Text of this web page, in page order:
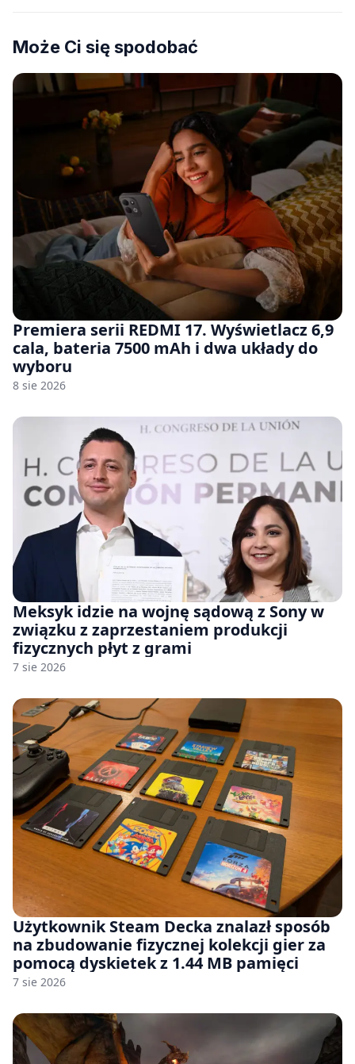
Może Ci się spodobać
Premiera serii REDMI 17. Wyświetlacz 6,9
cala, bateria 7500 mAh i dwa układy do
wyboru
8 sie 2026
Meksyk idzie na wojnę sądową z Sony w
związku z zaprzestaniem produkcji
fizycznych płyt z grami
7 sie 2026
Użytkownik Steam Decka znalazł sposób
na zbudowanie fizycznej kolekcji gier za
pomocą dyskietek z 1.44 MB pamięci
7 sie 2026